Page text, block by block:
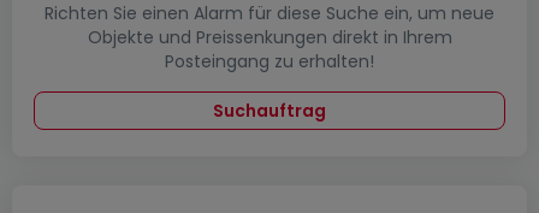
Richten Sie einen Alarm für diese Suche ein, um neue
Objekte und Preissenkungen direkt in Ihrem
Posteingang zu erhalten!
Suchauftrag